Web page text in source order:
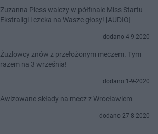
Zuzanna Pless walczy w półfinale Miss Startu
Ekstraligi i czeka na Wasze głosy! [AUDIO]
dodano 4-9-2020
Żużlowcy znów z przełożonym meczem. Tym
razem na 3 września!
dodano 1-9-2020
Awizowane składy na mecz z Wrocławiem
dodano 27-8-2020